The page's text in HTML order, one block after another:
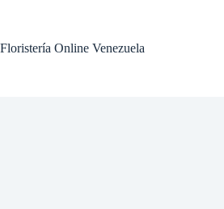
Floristería Online Venezuela